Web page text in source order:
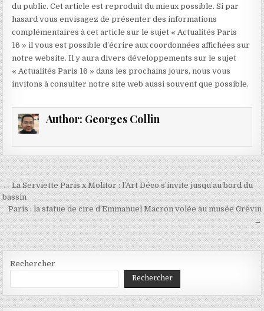
du public. Cet article est reproduit du mieux possible. Si par
hasard vous envisagez de présenter des informations
complémentaires à cet article sur le sujet « Actualités Paris
16 » il vous est possible d’écrire aux coordonnées affichées sur
notre website. Il y aura divers développements sur le sujet
« Actualités Paris 16 » dans les prochains jours, nous vous
invitons à consulter notre site web aussi souvent que possible.
Author: Georges Collin
Navigation
de
l’article
← La Serviette Paris x Molitor : l’Art Déco s’invite jusqu’au bord du
bassin
Paris : la statue de cire d’Emmanuel Macron volée au musée Grévin
→
Rechercher
Rechercher